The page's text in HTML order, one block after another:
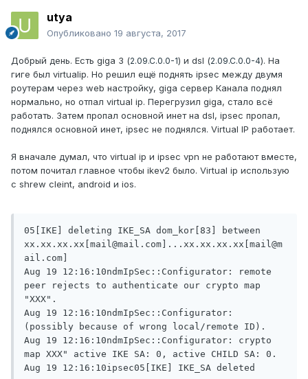
utya
Опубликовано 19 августа, 2017
Добрый день. Есть giga 3 (2.09.C.0.0-1) и dsl (2.09.C.0.0-4). На
гиге был virtualip. Но решил ещё поднять ipsec между двумя
роутерам через web настройку, giga сервер Канала поднял
нормально, но отпал virtual ip. Перегрузил giga, стало всё
работать. Затем пропал основной инет на dsl, ipsec пропал,
поднялся основной инет, ipsec не поднялся. Virtual IP работает.
Я вначале думал, что virtual ip и ipsec vpn не работают вместе,
потом почитал главное чтобы ikev2 было. Virtual ip использую
с shrew cleint, android и ios.
05[IKE] deleting IKE_SA dom_kor[83] between
xx.xx.xx.xx[mail@mail.com]...xx.xx.xx.xx[mail@m
ail.com]
Aug 19 12:16:10ndmIpSec::Configurator: remote
peer rejects to authenticate our crypto map
"XXX".
Aug 19 12:16:10ndmIpSec::Configurator:
(possibly because of wrong local/remote ID).
Aug 19 12:16:10ndmIpSec::Configurator: crypto
map XXX" active IKE SA: 0, active CHILD SA: 0.
Aug 19 12:16:10ipsec05[IKE] IKE_SA deleted